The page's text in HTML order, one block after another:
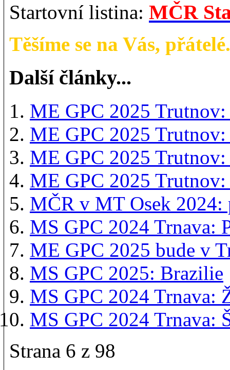
Startovní listina: MČR
Těšíme se na Vás, přátelé.
Další články...
ME GPC 2025
ME GPC 2025
ME GPC 2025
ME GPC 2025
MČR v MT Osek 2024:
MS GPC 2024 Trnava:
ME GPC 2025 bude v
MS GPC 2025: Brazilie
MS GPC 2024 Trnava:
MS GPC 2024 Trnava:
Strana 6 z 98